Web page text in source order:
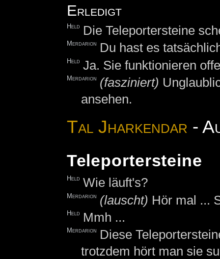
Erledigt
Held Die Teleportersteine
Merdarion Du hast es
Held Ja. Sie funktionieren
Merdarion (fasziniert)
ansehen.
Tal Jharkendar -
Teleportersteine
Held Wie läuft's?
Merdarion (lauscht) Hör mal ...
Held Mmh ...
Merdarion
Diese
trotzdem hört man sie